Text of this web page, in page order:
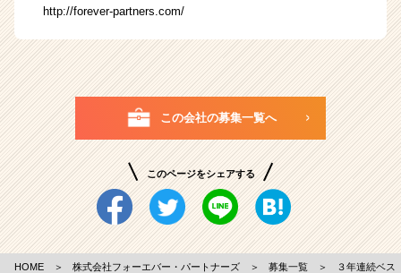
http://forever-partners.com/
この会社の募集一覧へ
このページをシェアする
HOME ＞ 株式会社フォーエバー・パートナーズ ＞ 募集一覧 ＞
３年連続ベス